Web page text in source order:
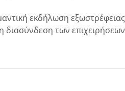
εκδήλωση
των